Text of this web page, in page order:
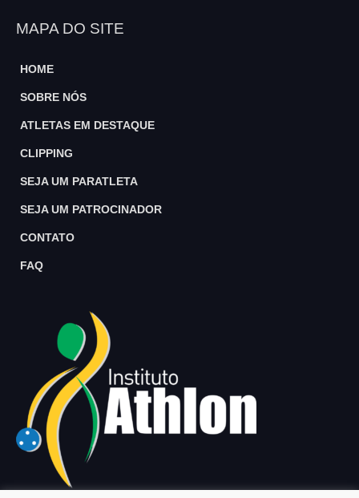
MAPA DO SITE
HOME
SOBRE NÓS
ATLETAS EM DESTAQUE
CLIPPING
SEJA UM PARATLETA
SEJA UM PATROCINADOR
CONTATO
FAQ